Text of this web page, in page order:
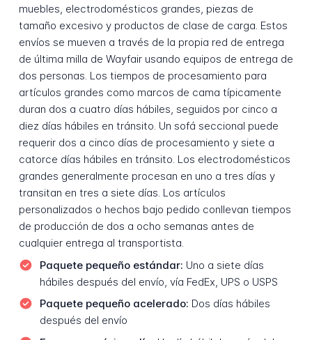
muebles, electrodomésticos grandes, piezas de
tamaño excesivo y productos de clase de carga. Estos
envíos se mueven a través de la propia red de entrega
de última milla de Wayfair usando equipos de entrega de
dos personas. Los tiempos de procesamiento para
artículos grandes como marcos de cama típicamente
duran dos a cuatro días hábiles, seguidos por cinco a
diez días hábiles en tránsito. Un sofá seccional puede
requerir dos a cinco días de procesamiento y siete a
catorce días hábiles en tránsito. Los electrodomésticos
grandes generalmente procesan en uno a tres días y
transitan en tres a siete días. Los artículos
personalizados o hechos bajo pedido conllevan tiempos
de producción de dos a ocho semanas antes de
cualquier entrega al transportista.
Paquete pequeño estándar: Uno a siete días
hábiles después del envío, vía FedEx, UPS o USPS
Paquete pequeño acelerado: Dos días hábiles
después del envío